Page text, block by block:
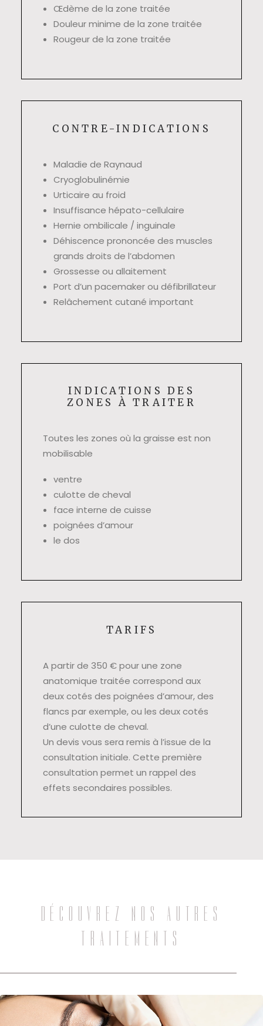
Œdème de la zone traitée
Douleur minime de la zone traitée
Rougeur de la zone traitée
CONTRE-INDICATIONS
Maladie de Raynaud
Cryoglobulinémie
Urticaire au froid
Insuffisance hépato-cellulaire
Hernie ombilicale / inguinale
Déhiscence prononcée des muscles
grands droits de l’abdomen
Grossesse ou allaitement
Port d’un pacemaker ou défibrillateur
Relâchement cutané important
INDICATIONS DES
ZONES À TRAITER
Toutes les zones où la graisse est non
mobilisable
ventre
culotte de cheval
face interne de cuisse
poignées d’amour
le dos
TARIFS
A partir de 350 € pour une zone
anatomique traitée correspond aux
deux cotés des poignées d’amour, des
flancs par exemple, ou les deux cotés
d’une culotte de cheval.
Un devis vous sera remis à l’issue de la
consultation initiale. Cette première
consultation permet un rappel des
effets secondaires possibles.
DÉCOUVREZ NOS AUTRES
TRAITEMENTS